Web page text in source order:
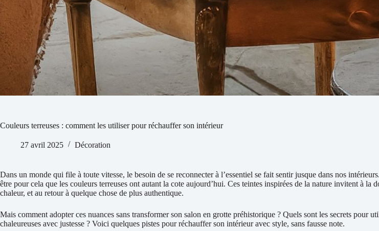
Couleurs terreuses : comment les utiliser pour réchauffer son intérieur
27 avril 2025 Décoration
Dans un monde qui file à toute vitesse, le besoin de se reconnecter à l’essentiel se fait sentir jusque dans nos
être pour cela que les couleurs terreuses ont autant la cote aujourd’hui. Ces teintes inspirées de la nature invitent à la
chaleur, et au retour à quelque chose de plus authentique.
Mais comment adopter ces nuances sans transformer son salon en grotte préhistorique ? Quels sont les secrets pour
chaleureuses avec justesse ? Voici quelques pistes pour réchauffer son intérieur avec style, sans fausse note.